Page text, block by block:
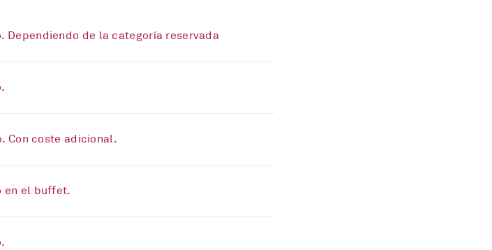
Dependiendo de la categoría reservada
Con coste adicional.
en el buffet.